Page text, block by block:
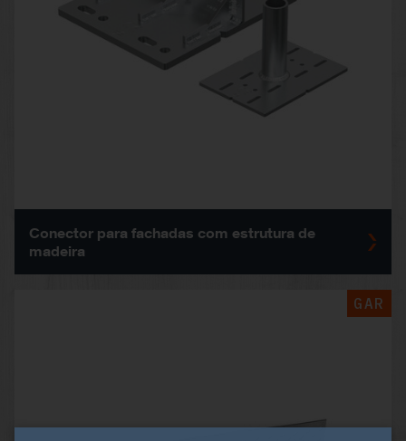
Conector para fachadas com estrutura de
madeira
GAR